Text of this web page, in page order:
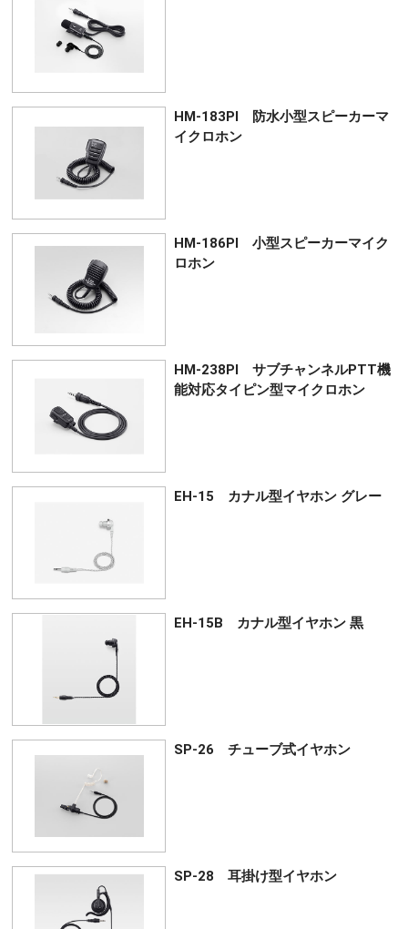
HM-183PI 防水小型スピーカーマ
イクロホン
HM-186PI 小型スピーカーマイク
ロホン
HM-238PI サブチャンネルPTT機
能対応タイピン型マイクロホン
EH-15 カナル型イヤホン グレー
EH-15B カナル型イヤホン 黒
SP-26 チューブ式イヤホン
SP-28 耳掛け型イヤホン